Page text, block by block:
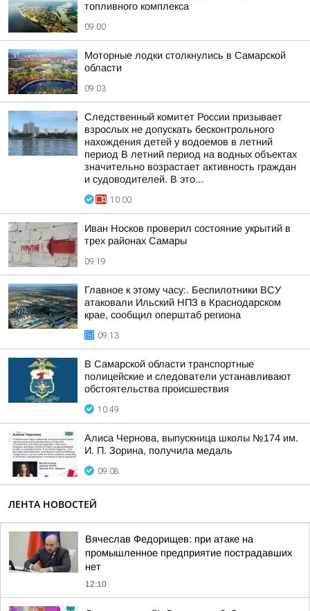
топливного комплекса
09:00
Моторные лодки столкнулись в Самарской
области
09:03
Следственный комитет России призывает
взрослых не допускать бесконтрольного
нахождения детей у водоемов в летний
период В летний период на водных объектах
значительно возрастает активность граждан
и судоводителей. В это...
10:00
Иван Носков проверил состояние укрытий в
трех районах Самары
09:19
Главное к этому часу:. Беспилотники ВСУ
атаковали Ильский НПЗ в Краснодарском
крае, сообщил оперштаб региона
09:13
В Самарской области транспортные
полицейские и следователи устанавливают
обстоятельства происшествия
10:49
Алиса Чернова, выпускница школы №174 им.
И. П. Зорина, получила медаль
09:08
ЛЕНТА НОВОСТЕЙ
Вячеслав Федорищев: при атаке на
промышленное предприятие пострадавших
нет
12:10